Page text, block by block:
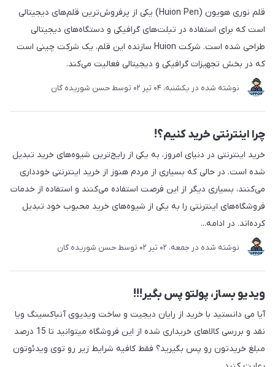
قلم نوری هویون (Huion Pen) یکی از پرفروش‌ترین قلم‌های دیجیتالی
است که برای استفاده در تبلت‌های گرافیکی و دستگاه‌های دیجیتالی
طراحی شده است. شرکت Huion سازنده این قلم، یک شرکت چینی است
که در بخش تجهیزات گرافیکی و دیجیتالی فعالیت می‌کند.
نوشته شده در یکشنبه، 04 تير 02 توسط حسن شوریده گان
چرا اینترنتی خرید کنیم؟!
خرید اینترنتی در دنیای امروز، به یکی از رایج‌ترین شیوه‌های خرید تبدیل
شده است. در حالی که بسیاری از مردم هنوز از خرید اینترنتی خودداری
می‌کنند، بسیاری دیگر از این فرصت استفاده می‌کنند و استفاده از خدمات
فروشگاه‌های اینترنتی را به یکی از شیوه‌های خرید محبوب خود تبدیل
کرده‌اند. در ادامه...
نوشته شده در جمعه، 02 تير 02 توسط حسن شوریده گان
ویدیو بساز، پولتو پس بگیر!!!
آیا می دانستید با خرید از رایان دیجیت و ساخت ویدیوی آنباکسینگ ویا
نقد و بررسی کالاهای خریداری شده از این فروشگاه میتوانید تا 15 درصد
مبلغ خریدتون رو پس بگیرید؟ فقط کافیه شرایط زیر رو توی ویدئوتون